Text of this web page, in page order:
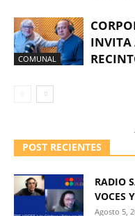
COMUNAL
INVITA
POST RECIENTES
RADIO
VOCES
Agosto 5,